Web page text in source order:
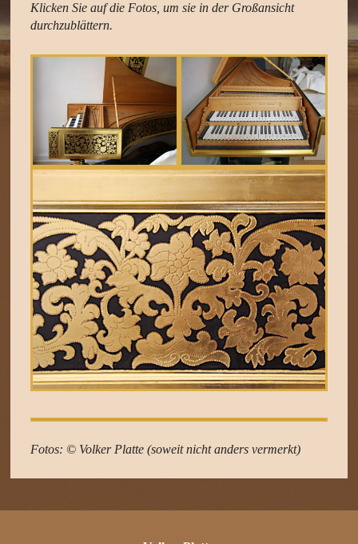
Klicken Sie auf die Fotos, um sie in der Großansicht
durchzublättern.
Fotos: © Volker Platte (soweit nicht anders vermerkt)